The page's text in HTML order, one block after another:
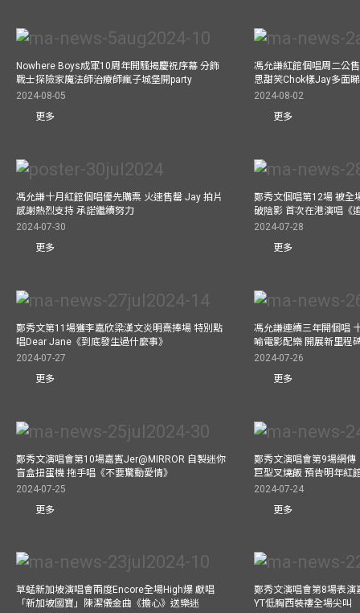
Nowhere Boys成軍10周年開騷揭慶祝序幕 分飾
戰士探險家魔法師治療師瘋子城堡開party
2024-08-05
更多
馮允謙紅館個唱周二公
思甜笑Chok樣Jay多面睇
2024-08-02
更多
馮允謙十月紅館個唱優先購票 火速售罄 Jay 拍片
感謝熱烈支持 承諾繼續努力
2024-07-30
更多
鄭秀文個唱第12場 被全
破陰影 首次在港演唱《
2024-07-28
更多
鄭秀文第11場獲李嘉欣梁漢文炎明熹捧場 特別點
唱Dear Jane《到底發生過什麼事》
2024-07-27
更多
馮允謙連續三年開個唱
喻電影配樂 開展新里程
2024-07-26
更多
鄭秀文演唱會第10場嘉賓Jer@MIRROR 自製迷你
盲盒扭蛋機 拖手唱《不要驚動愛情》
2024-07-25
更多
鄭秀文演唱會第9場網傳
巨型叉燒飯 預告明年紅
2024-07-24
更多
草蜢新加坡演唱會兩度Encore全場High爆 獻唱
「新加坡國寶」陳潔儀金曲《擔心》送樂迷
鄭秀文演唱會第8場表
YT低胸西裝褸全場尖叫